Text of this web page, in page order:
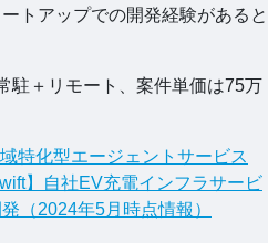
トアップでの開発経験があると
駐＋リモート、案件単価は75万
特化型エージェントサービス
】自社EV充電インフラサービ
（2024年5月時点情報）